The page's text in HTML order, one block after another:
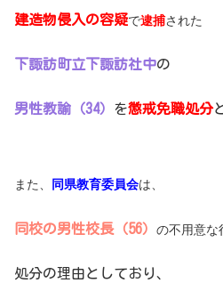
建造物侵入の容疑で逮捕された
下諏訪町立下諏訪社中の
男性教諭（34） を懲戒免職処分
また、 同県教育委員会は、
同校の男性校長（56） の不用意な
処分の理由としており、